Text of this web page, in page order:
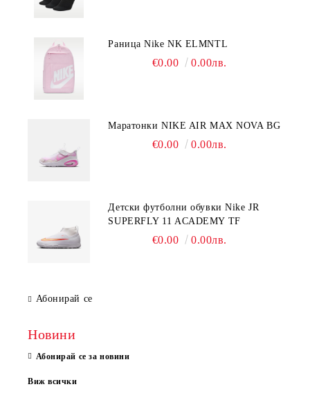
Раница Nike NK ELMNTL
€0.00 0.00лв.
Mаратонки NIKE AIR MAX NOVA BG
€0.00 0.00лв.
Детски футболни обувки Nike JR
SUPERFLY 11 ACADEMY TF
€0.00 0.00лв.
Абонирай се
Новини
Абонирай се за новини
Виж всички